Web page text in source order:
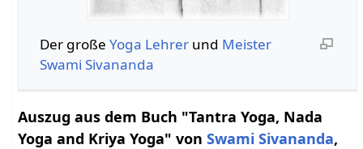
Der große Yoga Lehrerund Meister
Swami Sivananda
Auszug aus dem Buch "Tantra Yoga, Nada
Yoga and Kriya Yoga" vonSwami Sivananda,